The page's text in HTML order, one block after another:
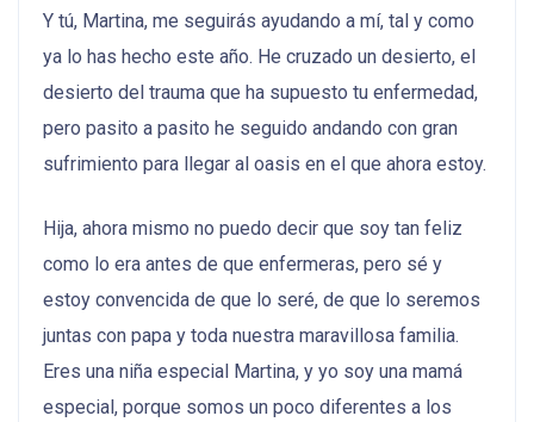
Y tú, Martina, me seguirás ayudando a mí, tal y como
ya lo has hecho este año. He cruzado un desierto, el
desierto del trauma que ha supuesto tu enfermedad,
pero pasito a pasito he seguido andando con gran
sufrimiento para llegar al oasis en el que ahora estoy.
Hija, ahora mismo no puedo decir que soy tan feliz
como lo era antes de que enfermeras, pero sé y
estoy convencida de que lo seré, de que lo seremos
juntas con papa y toda nuestra maravillosa familia.
Eres una niña especial Martina, y yo soy una mamá
especial, porque somos un poco diferentes a los